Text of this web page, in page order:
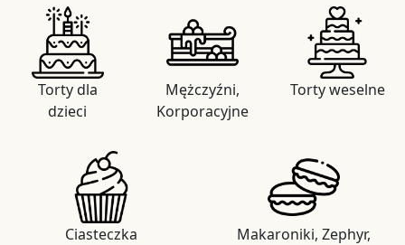
Torty dla
dzieci
Mężczyźni,
Korporacyjne
Torty weselne
Ciasteczka
Makaroniki, Zephyr,